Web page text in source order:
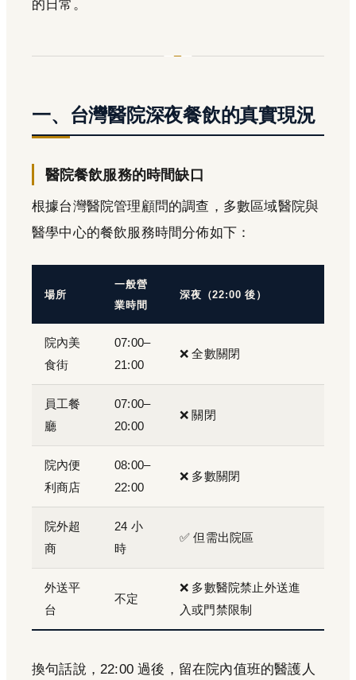
的日常。
一、台灣醫院深夜餐飲的真實現況
醫院餐飲服務的時間缺口
根據台灣醫院管理顧問的調查，多數區域醫院與
醫學中心的餐飲服務時間分佈如下：
場所
一般營
業時間
深夜（22:00 後）
院內美
食街
07:00–
21:00
❌ 全數關閉
員工餐
廳
07:00–
20:00
❌ 關閉
院內便
利商店
08:00–
22:00
❌ 多數關閉
院外超
商
24 小
時
✅ 但需出院區
外送平
台
不定
❌ 多數醫院禁止外送進
入或門禁限制
換句話說，22:00 過後，留在院內值班的醫護人